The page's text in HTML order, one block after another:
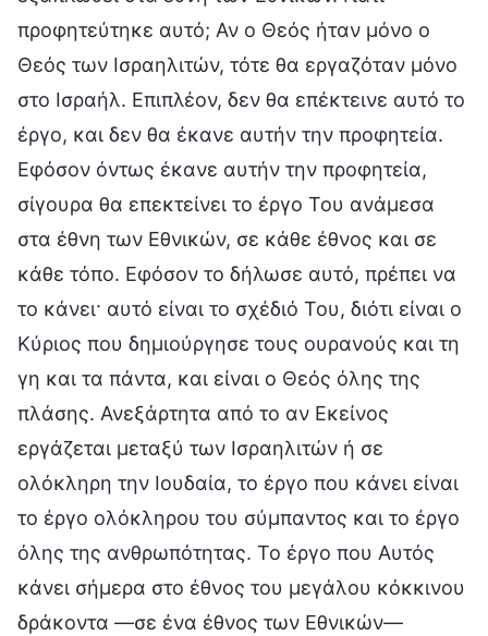
προφητεύτηκε αυτό; Αν ο Θεός ήταν μόνο ο
Θεός των Ισραηλιτών, τότε θα εργαζόταν μόνο
στο Ισραήλ. Επιπλέον, δεν θα επέκτεινε αυτό το
έργο, και δεν θα έκανε αυτήν την προφητεία.
Εφόσον όντως έκανε αυτήν την προφητεία,
σίγουρα θα επεκτείνει το έργο Του ανάμεσα
στα έθνη των Εθνικών, σε κάθε έθνος και σε
κάθε τόπο. Εφόσον το δήλωσε αυτό, πρέπει να
το κάνει· αυτό είναι το σχέδιό Του, διότι είναι ο
Κύριος που δημιούργησε τους ουρανούς και τη
γη και τα πάντα, και είναι ο Θεός όλης της
πλάσης. Ανεξάρτητα από το αν Εκείνος
εργάζεται μεταξύ των Ισραηλιτών ή σε
ολόκληρη την Ιουδαία, το έργο που κάνει είναι
το έργο ολόκληρου του σύμπαντος και το έργο
όλης της ανθρωπότητας. Το έργο που Αυτός
κάνει σήμερα στο έθνος του μεγάλου κόκκινου
δράκοντα —σε ένα έθνος των Εθνικών—